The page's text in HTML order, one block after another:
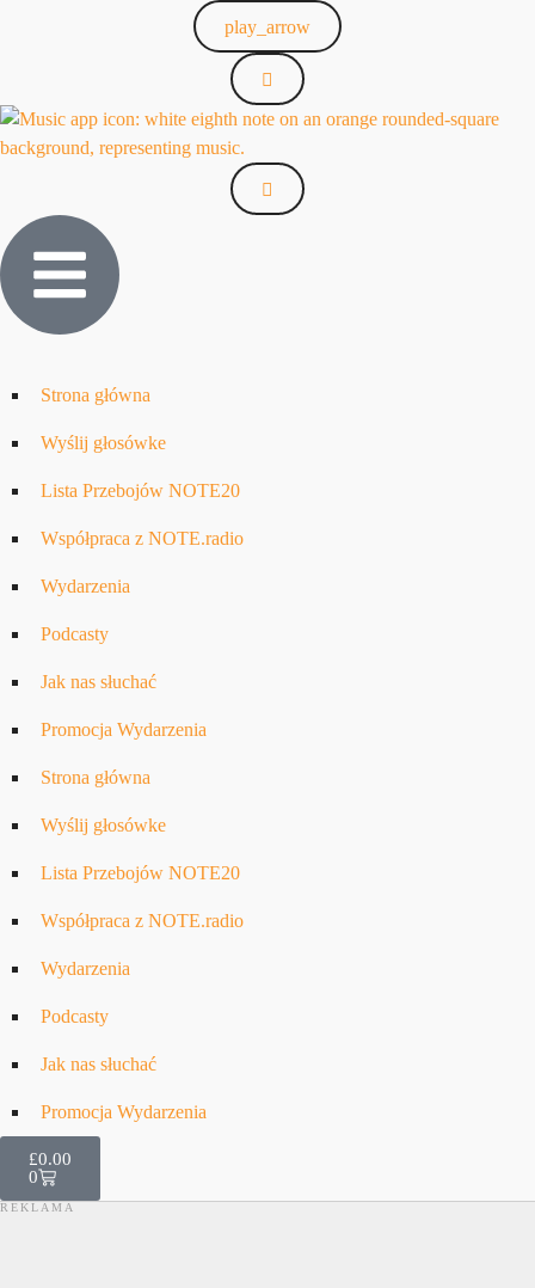
play_arrow
Strona główna
Wyślij głosówke
Lista Przebojów NOTE20
Współpraca z NOTE.radio
Wydarzenia
Podcasty
Jak nas słuchać
Promocja Wydarzenia
Strona główna
Wyślij głosówke
Lista Przebojów NOTE20
Współpraca z NOTE.radio
Wydarzenia
Podcasty
Jak nas słuchać
Promocja Wydarzenia
£0.00
0